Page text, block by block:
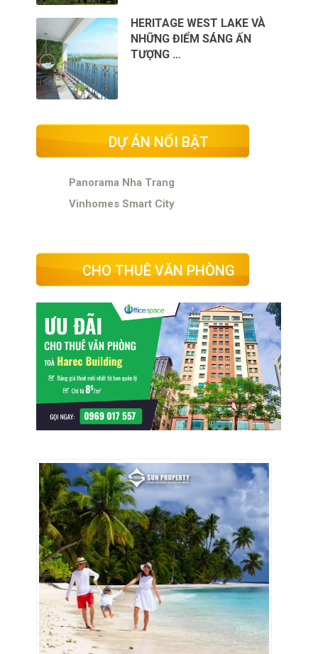
HERITAGE WEST LAKE VÀ
NHỮNG ĐIỂM SÁNG ẤN
TƯỢNG …
DỰ ÁN NỔI BẬT
Panorama Nha Trang
Vinhomes Smart City
CHO THUÊ VĂN PHÒNG